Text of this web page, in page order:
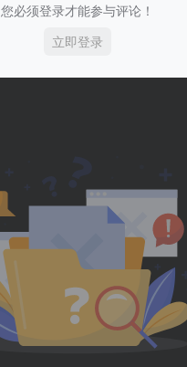
您必须登录才能参与评论！
立即登录